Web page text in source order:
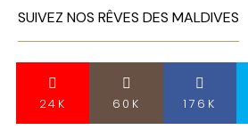
SUIVEZ NOS RÊVES DES MALDIVES
24K 60K 176K